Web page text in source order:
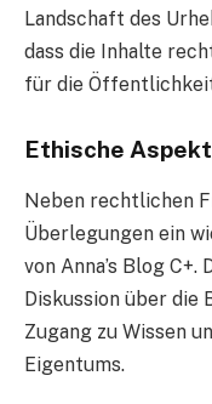
Landschaft des
dass die Inhalte
für die
Ethische
Neben rechtlichen
Überlegungen ein
von Anna’s Blog
Diskussion über die
Zugang zu Wissen
Eigentums.